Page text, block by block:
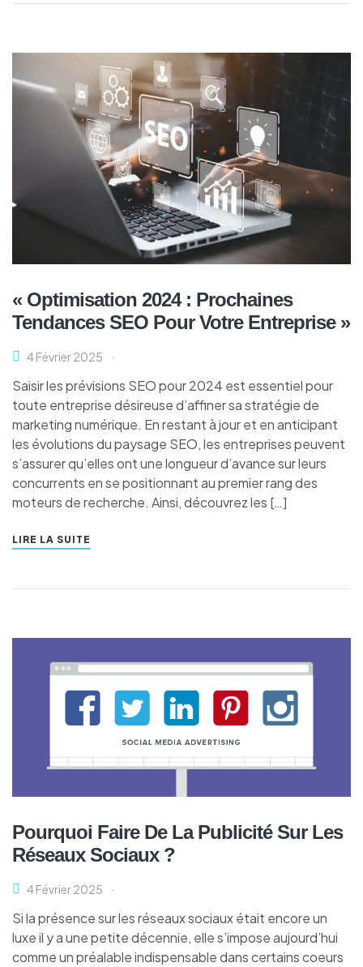
« Optimisation 2024 : Prochaines
Tendances SEO Pour Votre Entreprise »
4 Février 2025
Saisir les prévisions SEO pour 2024 est essentiel pour
toute entreprise désireuse d’affiner sa stratégie de
marketing numérique. En restant à jour et en anticipant
les évolutions du paysage SEO, les entreprises peuvent
s’assurer qu’elles ont une longueur d’avance sur leurs
concurrents en se positionnant au premier rang des
moteurs de recherche. Ainsi, découvrez les […]
LIRE LA SUITE
Pourquoi Faire De La Publicité Sur Les
Réseaux Sociaux ?
4 Février 2025
Si la présence sur les réseaux sociaux était encore un
luxe il y a une petite décennie, elle s’impose aujourd’hui
comme un préalable indispensable dans certains coeurs